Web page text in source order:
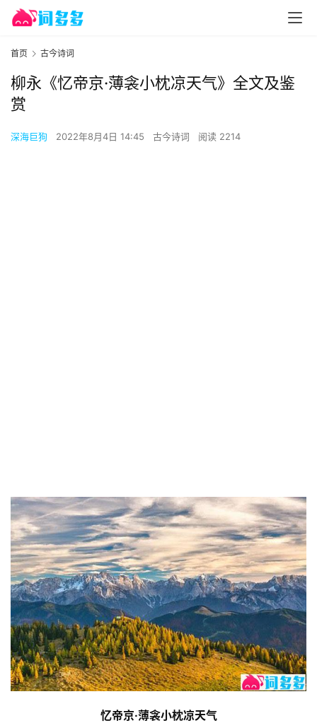
首页 古今诗词
柳永《忆帝京·薄衾小枕凉天气》全文及鉴
赏
深海巨狗 2022年8月4日 14:45 古今诗词 阅读 2214
忆帝京·薄衾小枕凉天气